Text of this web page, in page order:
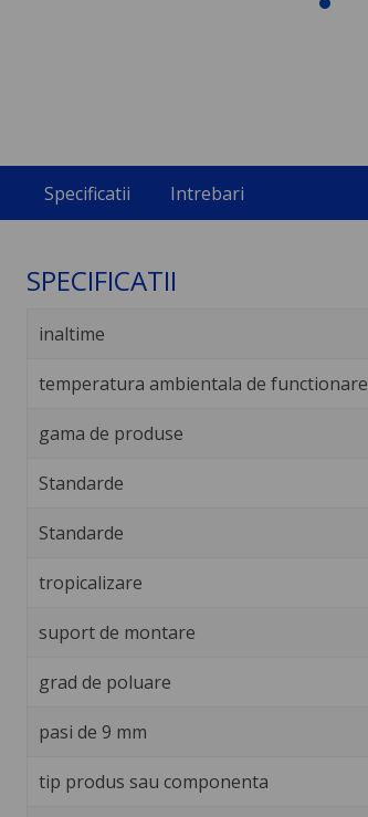
Specificatii Intrebari
SPECIFICATII
inaltime
temperatura ambientala de functionare
gama de produse
Standarde
Standarde
tropicalizare
suport de montare
grad de poluare
pasi de 9 mm
tip produs sau componenta